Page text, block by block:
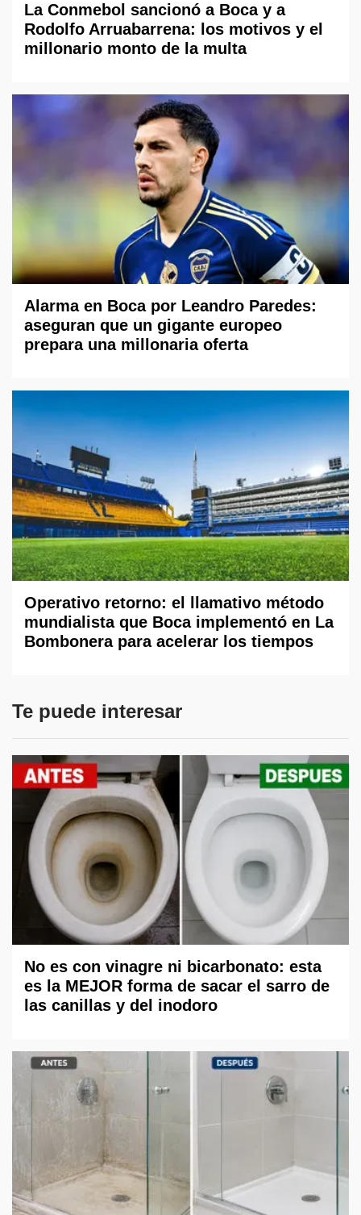
La Conmebol sancionó a Boca y a
Rodolfo Arruabarrena: los motivos y el
millonario monto de la multa
Alarma en Boca por Leandro Paredes:
aseguran que un gigante europeo
prepara una millonaria oferta
Operativo retorno: el llamativo método
mundialista que Boca implementó en La
Bombonera para acelerar los tiempos
Te puede interesar
No es con vinagre ni bicarbonato: esta
es la MEJOR forma de sacar el sarro de
las canillas y del inodoro